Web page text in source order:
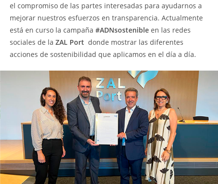
el compromiso de las partes interesadas para ayudarnos a
mejorar nuestros esfuerzos en transparencia. Actualmente
está en curso la campaña #ADNsostenible en las redes
sociales de la ZAL Port donde mostrar las diferentes
acciones de sostenibilidad que aplicamos en el día a día.